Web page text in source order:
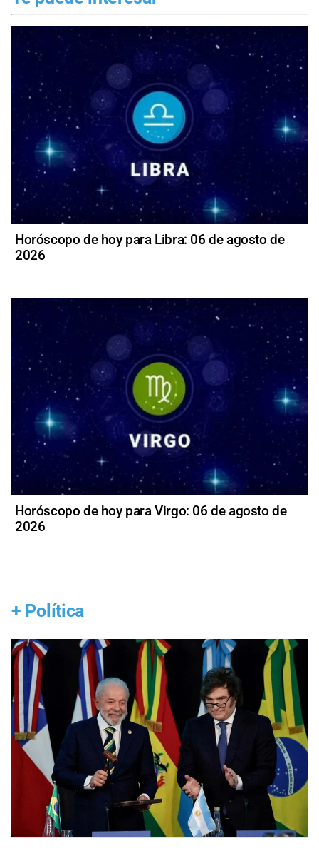
Horóscopo de hoy para Libra: 06 de agosto de
2026
Horóscopo de hoy para Virgo: 06 de agosto de
2026
+ Política